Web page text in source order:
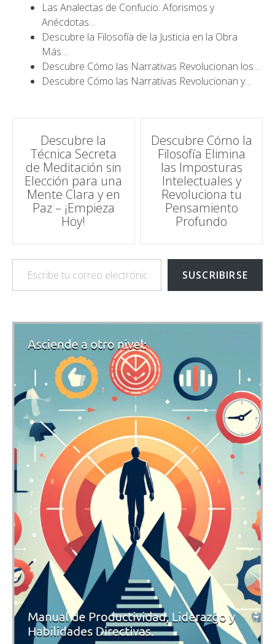
Las Analectas de Confucio: Aforismos y
Anécdotas…
Descubre la Filosofía de la Justicia en la Obra
Más…
Descubre Cómo las Narrativas Revolucionan los…
Descubre Cómo las Narrativas Revolucionan y…
Navegación
de
entradas
Descubre la
Técnica Secreta
de Meditación sin
Elección para una
Mente Clara y en
Paz – ¡Empieza
Hoy!
Descubre Cómo la
Filosofía Elimina
las Imposturas
Intelectuales y
Revoluciona tu
Pensamiento
Profundo
Escribe tu correo electrónico…
SUSCRIBIRSE